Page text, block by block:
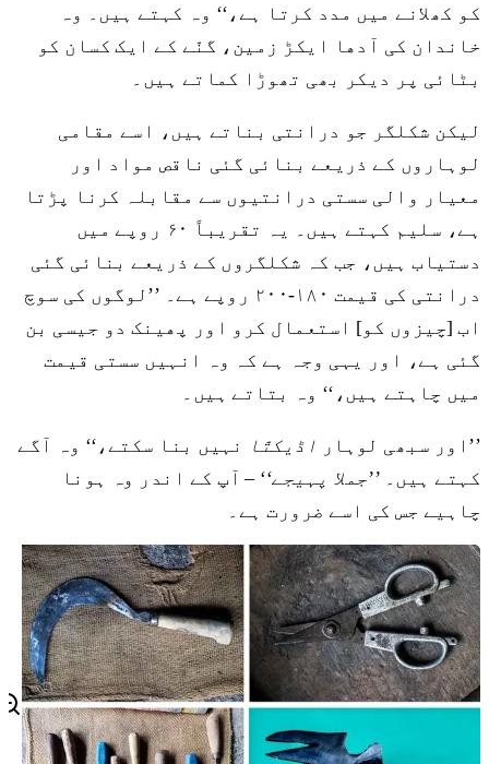
کو کھلانے میں مدد کرتا ہے،‘‘ وہ کہتے ہیں۔ وہ
خاندان کی آدھا ایکڑ زمین، گنّے کے ایک کسان کو
بٹائی پر دیکر بھی تھوڑا کماتے ہیں۔
لیکن شکلگر جو درانتی بناتے ہیں، اسے مقامی
لوہاروں کے ذریعے بنائی گئی ناقص مواد اور
معیار والی سستی درانتیوں سے مقابلہ کرنا پڑتا
ہے، سلیم کہتے ہیں۔ یہ تقریباً ۶۰ روپے میں
دستیاب ہیں، جب کہ شکلگروں کے ذریعے بنائی گئی
درانتی کی قیمت ۱۸۰-۲۰۰ روپے ہے۔ ’’لوگوں کی سوچ
اب [چیزوں کو] استعمال کرو اور پھینک دو جیسی بن
گئی ہے، اور یہی وجہ ہے کہ وہ انہیں سستی قیمت
میں چاہتے ہیں،‘‘ وہ بتاتے ہیں۔
’’اور سبھی لوہار اڈیکتّا
نہیں بنا سکتے،‘‘ وہ آگے
کہتے ہیں۔’’جملا پہیجے‘‘ – آپ کے اندر وہ ہونا
چاہیے جس کی اسے ضرورت ہے۔